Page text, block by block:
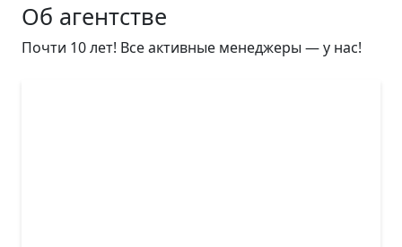
Об агентстве
Почти 10 лет! Все активные менеджеры — у нас!